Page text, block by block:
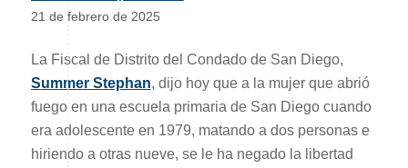
21 de febrero de 2025
La Fiscal de Distrito del Condado de San Diego,
Summer Stephan, dijo hoy que a la mujer que abrió
fuego en una escuela primaria de San Diego cuando
era adolescente en 1979, matando a dos personas e
hiriendo a otras nueve, se le ha negado la libertad